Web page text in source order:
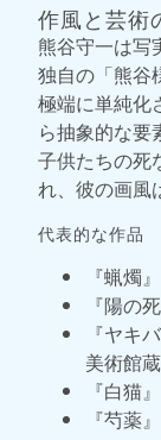
作風と芸術
熊谷守一は写
独自の「熊谷
極端に単純化
ら抽象的な要
子供たちの死
れ、彼の画風
代表的な作品
『蝋燭
『陽の
『ヤキ
美術館蔵
『白猫
『芍薬